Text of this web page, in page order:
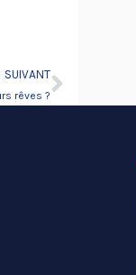
SUIVANT
rêves ? Suivant